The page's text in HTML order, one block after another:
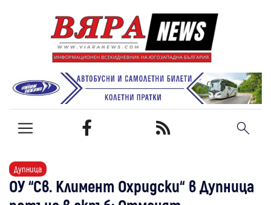
Дупница
ОУ “Св. Климент Охридски“ в Дупница